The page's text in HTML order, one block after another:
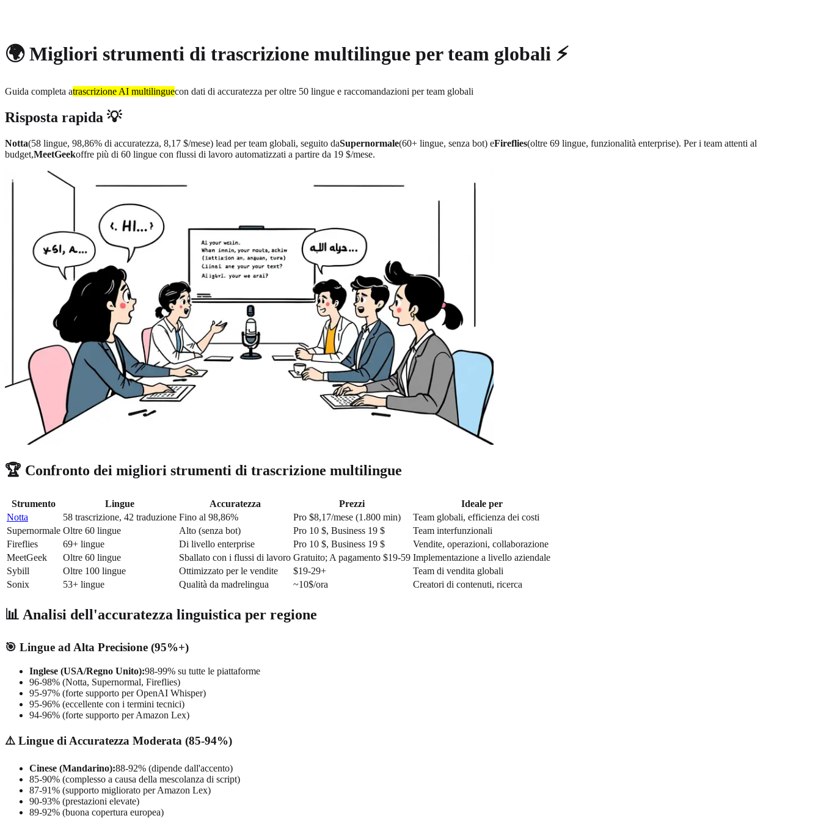
🌍 Migliori strumenti di trascrizione multilingue per team globali ⚡
Guida completa atrascrizione AI multilinguecon dati di accuratezza per oltre 50 lingue e raccomandazioni per team globali
Risposta rapida 💡
Notta(58 lingue, 98,86% di accuratezza, 8,17 $/mese) lead per team globali, seguito daSupernormale(60+ lingue, senza bot) eFireflies(oltre 69 lingue, funzionalità enterprise). Per i team attenti al
budget,MeetGeekoffre più di 60 lingue con flussi di lavoro automatizzati a partire da 19 $/mese.
🏆 Confronto dei migliori strumenti di trascrizione multilingue
Strumento Lingue Accuratezza Prezzi
Ideale per
Notta
58 trascrizione, 42 traduzione Fino al 98,86% Pro $8,17/mese (1.800 min)
Team globali, efficienza dei costi
Supernormale Oltre 60 lingue Alto (senza bot) Pro 10 $, Business 19 $
Team interfunzionali
Fireflies
69+ lingue Di livello enterprise Pro 10 $, Business 19 $
Vendite, operazioni, collaborazione
MeetGeek
Oltre 60 lingue Sballato con i flussi di lavoro Gratuito; A pagamento $19-59 Implementazione a livello aziendale
Sybill
Oltre 100 lingue Ottimizzato per le vendite $19-29+
Team di vendita globali
Sonix
53+ lingue Qualità da madrelingua ~10$/ora Creatori di contenuti, ricerca
📊 Analisi dell'accuratezza linguistica per regione
🎯 Lingue ad Alta Precisione (95%+)
Inglese (USA/Regno Unito):98-99% su tutte le piattaforme
96-98% (Notta, Supernormal, Fireflies)
95-97% (forte supporto per OpenAI Whisper)
95-96% (eccellente con i termini tecnici)
94-96% (forte supporto per Amazon Lex)
⚠️ Lingue di Accuratezza Moderata (85-94%)
Cinese (Mandarino):88-92% (dipende dall'accento)
85-90% (complesso a causa della mescolanza di script)
87-91% (supporto migliorato per Amazon Lex)
90-93% (prestazioni elevate)
89-92% (buona copertura europea)